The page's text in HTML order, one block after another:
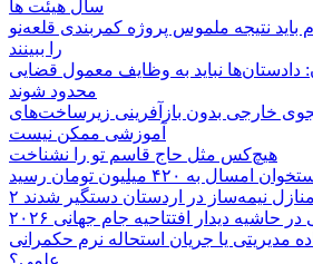
سال هیئت ها
نتیجه ملموس پروژه کمربندی قلعه‌نو
را ببینند
نباید به وظایف معمول قضایی
محدود شوند
خارجی بدون بازآفرینی زیرساخت‌های
آموزشی ممکن نیست
هیچ‌کس مثل حاج قاسم تو را نشناخت
به ۴۲۰ میلیون تومان رسید
نیمه‌ساز در اردستان دستگیر شدند
حاشیه دیدار افتتاحیه جام جهانی ۲۰۲۶
مدیریتی یا جریان استحاله نرم حکمرانی
علمی؟